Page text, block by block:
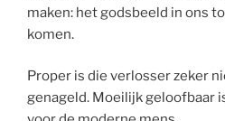
maken: het godsbeeld in ons
komen.
Proper is die verlosser zeker
genageld. Moeilijk geloofbaar